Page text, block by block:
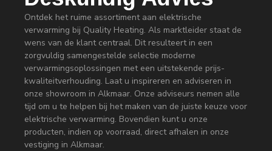
Ontdek het ruime assortiment aan elektrische
verwarming bij Quality Heating. Als marktleider staat de
wens van de klant centraal. Dit resulteert in een
zorgvuldig samengestelde selectie moderne
verwarmingsoplossingen met een uitstekende prijs-
kwaliteitverhouding. Laat u inspireren en adviseren in
onze showroom in Alkmaar. Onze adviseurs nemen alle
tijd om u te helpen bij het maken van de juiste keuze voor
elektrische verwarming. Bovendien kunt u onze
producten, indien op voorraad, direct afhalen in onze
vestiging in Alkmaar.